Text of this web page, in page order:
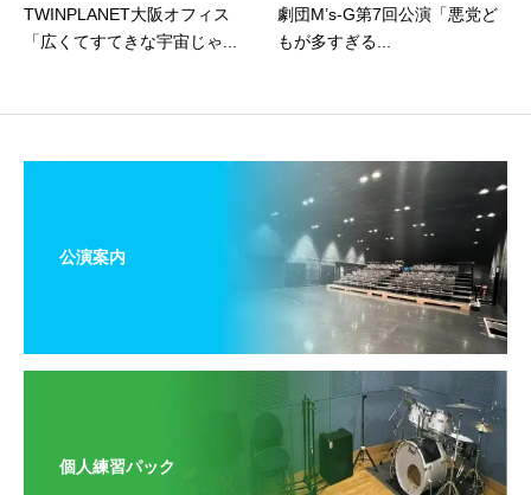
TWINPLANET大阪オフィス
「広くてすてきな宇宙じゃ...
劇団M’s-G第7回公演「悪党ど
もが多すぎる...
公演案内
個人練習パック